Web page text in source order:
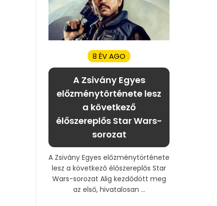
8 ÉV AGO
A Zsivány Egyes
előzménytörténete lesz
a következő
élőszereplős Star Wars-
sorozat
A Zsivány Egyes előzménytörténete
lesz a következő élőszereplős Star
Wars-sorozat Alig kezdődött meg
az első, hivatalosan ...